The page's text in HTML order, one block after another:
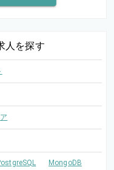
人を探す
MongoDB